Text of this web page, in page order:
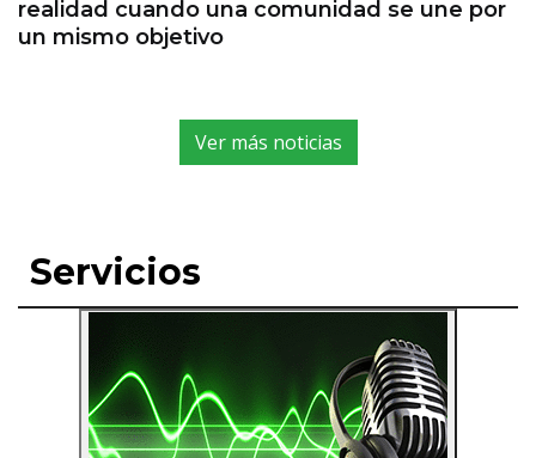
realidad cuando una comunidad se une por
un mismo objetivo
Ver más noticias
Servicios